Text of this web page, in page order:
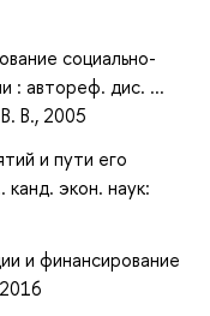
социально-
: автореф. дис. ...
В., 2005
и пути его
экон. наук:
и финансирование